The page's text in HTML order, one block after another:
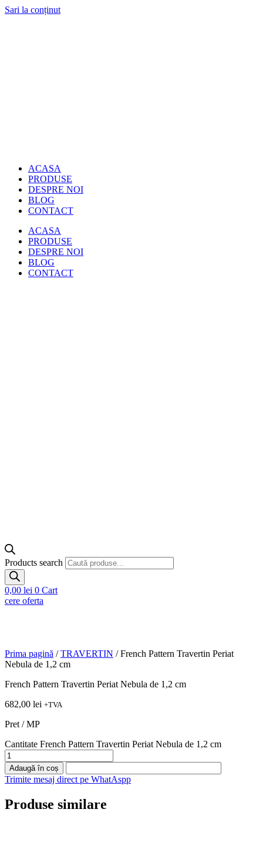
Sari la conținut
ACASA
PRODUSE
DESPRE NOI
BLOG
CONTACT
ACASA
PRODUSE
DESPRE NOI
BLOG
CONTACT
Products search
0,00 lei 0 Cart
cere oferta
Prima pagină /TRAVERTIN / French Pattern Travertin Periat
Nebula de 1,2 cm
French Pattern Travertin Periat Nebula de 1,2 cm
682,00 lei +TVA
Pret / MP
Cantitate French Pattern Travertin Periat Nebula de 1,2 cm
Adaugă în coș
Trimite mesaj direct pe WhatAspp
Produse similare